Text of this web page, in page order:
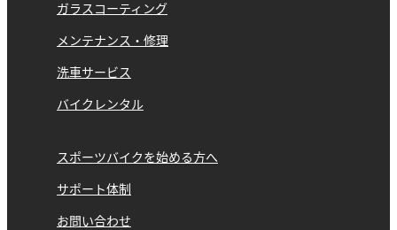
ガラスコーティング
メンテナンス・修理
洗車サービス
バイクレンタル
スポーツバイクを始める方へ
サポート体制
お問い合わせ